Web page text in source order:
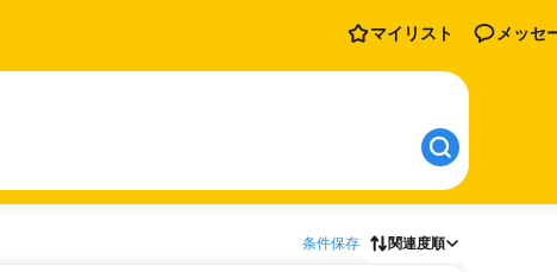
マイリスト メッセ
条件保存 関連度順